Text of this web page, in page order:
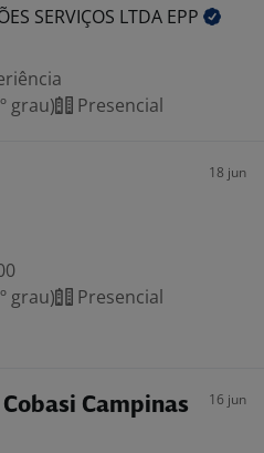
SERVIÇOS LTDA EPP
grau)
Presencial
18 jun
grau)
Presencial
Campinas
16 jun